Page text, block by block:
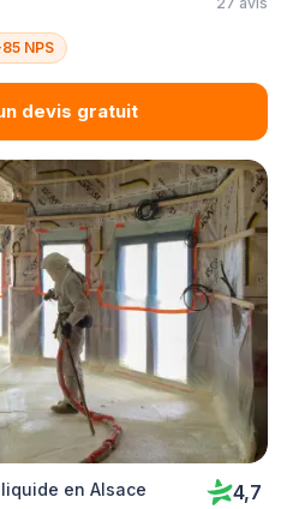
NPS
devis gratuit
en Alsace 4,7